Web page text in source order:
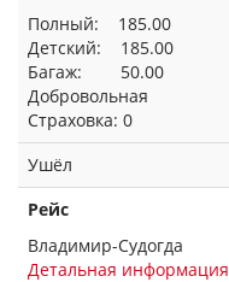
Полный: 185.00
Детский: 185.00
Багаж: 50.00
Добровольная
Страховка: 0
Ушёл
Рейс
Владимир-Судогда
Детальная информация